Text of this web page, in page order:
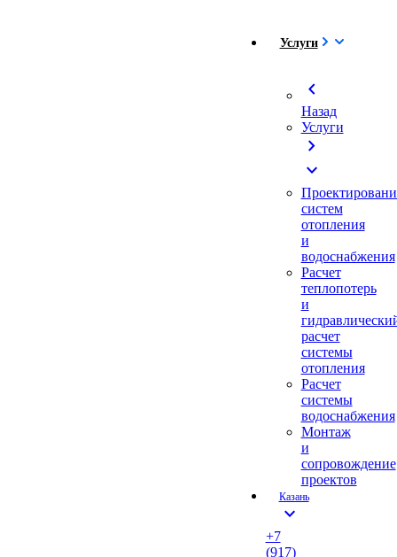
Услуги
chevron_left
Назад
Услуги
chevron_right
expand_more
систем
отопления
и
водоснабжения
Расчет
теплопотерь
и
расчет
системы
отопления
Расчет
системы
водоснабжения
Монтаж
и
сопровождение
проектов
Казань
expand_more
+7
(917)